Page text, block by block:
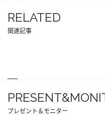
RELATED
関連記事
プレゼント＆モニター